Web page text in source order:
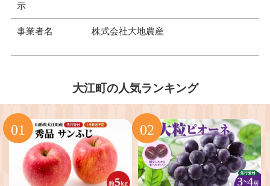
示
事業者名 株式会社大地農産
大江町の人気ランキング